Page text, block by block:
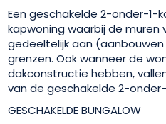
Een geschakelde 2-onder-1-
kapwoning waarbij de muren
gedeeltelijk aan
grenzen. Ook wanneer de
dakconstructie hebben,
van de geschakelde 2-
GESCHAKELDE BUNGALOW